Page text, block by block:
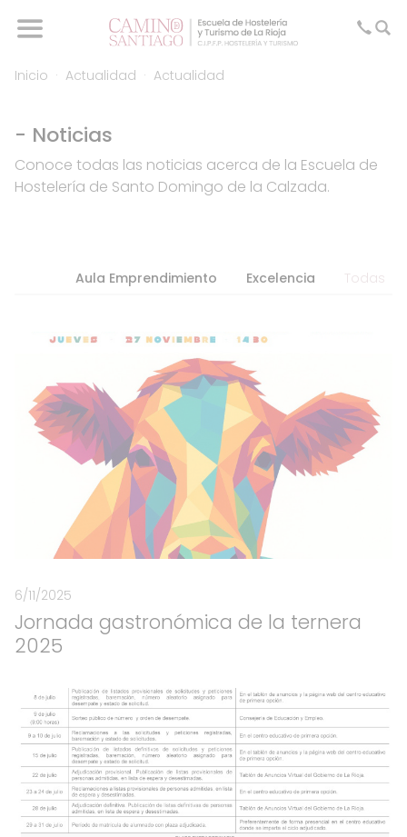
Inicio Actualidad Actualidad
- Noticias
Conoce todas las noticias acerca de la Escuela de
Hostelería de Santo Domingo de la Calzada.
Aula Emprendimiento Excelencia Todas
6/11/2025
Jornada gastronómica de la ternera
2025